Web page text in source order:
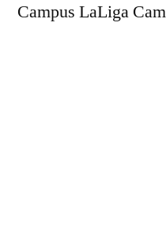
Campus LaLiga